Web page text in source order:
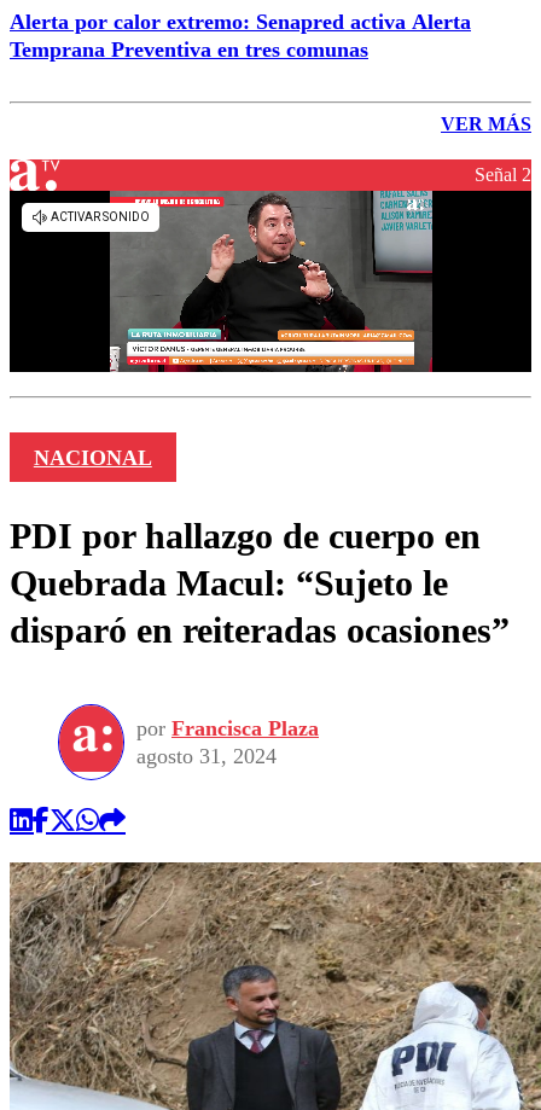
Alerta por calor extremo: Senapred activa Alerta
Temprana Preventiva en tres comunas
VER MÁS
Señal 2
NACIONAL
PDI por hallazgo de cuerpo en
Quebrada Macul: “Sujeto le
disparó en reiteradas ocasiones”
por Francisca Plaza
agosto 31, 2024